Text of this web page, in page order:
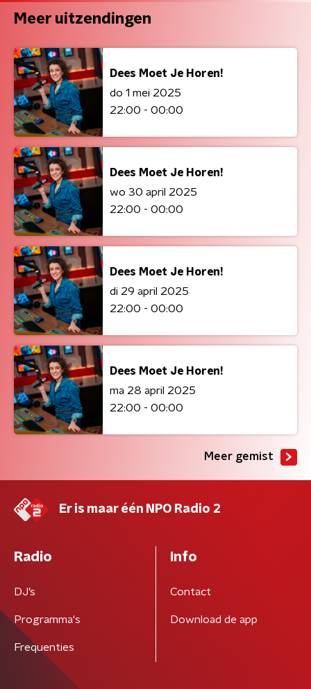
Meer uitzendingen
Dees Moet Je Horen!
do 1 mei 2025
22:00 - 00:00
Dees Moet Je Horen!
wo 30 april 2025
22:00 - 00:00
Dees Moet Je Horen!
di 29 april 2025
22:00 - 00:00
Dees Moet Je Horen!
ma 28 april 2025
22:00 - 00:00
Meer gemist
Er is maar één NPO Radio 2
Radio
DJ’s
Programma's
Frequenties
Info
Contact
Download de app